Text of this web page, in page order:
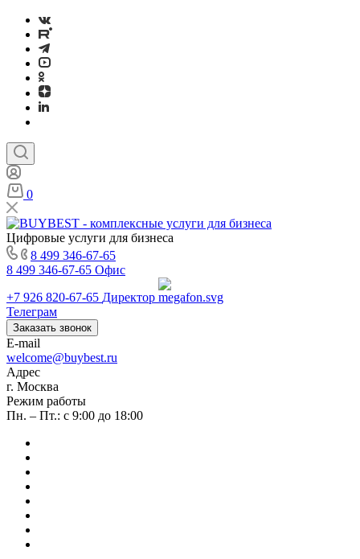
0
Цифровые услуги для бизнеса
8 499 346-67-65
8 499 346-67-65 Офис
+7 926 820-67-65 Директор
Телеграм
Заказать звонок
E-mail
welcome@buybest.ru
Адрес
г. Москва
Режим работы
Пн. – Пт.: с 9:00 до 18:00